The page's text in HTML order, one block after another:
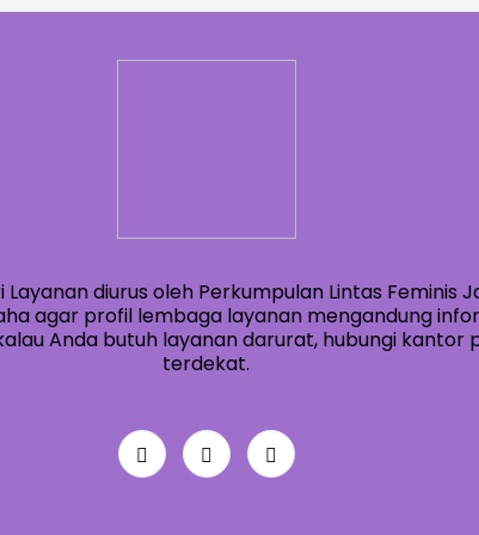
Layanan diurus oleh Perkumpulan Lintas Feminis
agar profil lembaga layanan mengandung
Anda butuh layanan darurat, hubungi kantor
terdekat.